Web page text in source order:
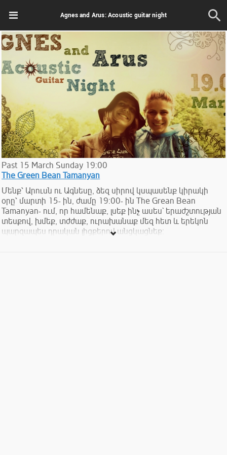
Agnes and Arus: Acoustic guitar night
Past 15 March Sunday 19:00
The Green Bean Tamanyan
Մենք՝ Արուսն ու Ագնեսը, ձեզ սիրով կսպասենք կիրակի
օրը՝ մարտի 15- ին, ժամը 19:00- ին The Grean Bean
Tamanyan- ում, որ համենաք, լսեք ինչ ասես` երաժշտության
տեսքով, խմեք, տժժաք, ուրախանաք մեզ հետ և երեկոն
պարզապես դրական լիցքերով անցկացնեք: